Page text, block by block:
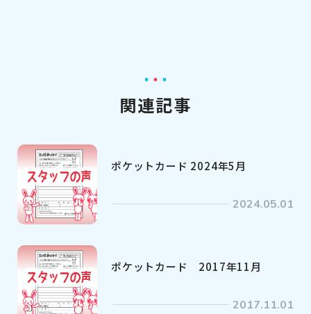
関連記事
ポケットカード 2024年5月
2024.05.01
ポケットカード 2017年11月
2017.11.01